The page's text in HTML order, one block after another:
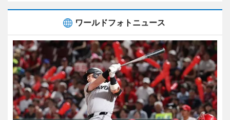
ワールドフォトニュース